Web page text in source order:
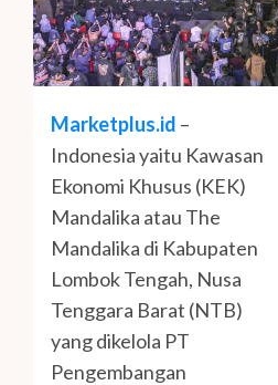
Marketplus.id –
Indonesia yaitu Kawasan
Ekonomi Khusus (KEK)
Mandalika atau The
Mandalika di Kabupaten
Lombok Tengah, Nusa
Tenggara Barat (NTB)
yang dikelola PT
Pengembangan